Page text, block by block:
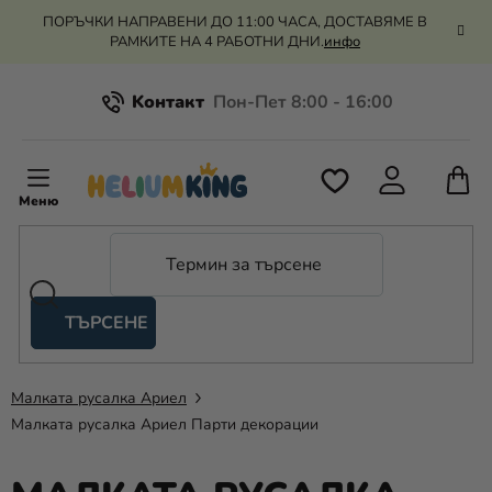
Преминаване
ПОРЪЧКИ НАПРАВЕНИ ДО 11:00 ЧАСА, ДОСТАВЯМЕ В
РАМКИТЕ НА 4 РАБОТНИ ДНИ.инфо
Kонтакт
Всичко за пазаруването
Оценка на магазина
ТЪРСЕНЕ
и
балони
Сватба
Парти
Малката русалка Ариел
Малката русалка Ариел Парти декорации